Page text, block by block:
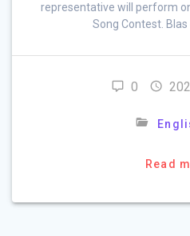
representative will perform
Song Contest.
0
Read